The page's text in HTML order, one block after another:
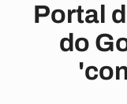
Portal
do